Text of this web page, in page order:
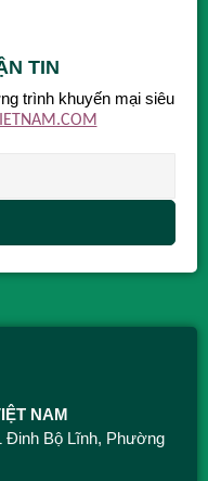
TIN
trình khuyến mại siêu
NAM
Đinh Bộ Lĩnh, Phường